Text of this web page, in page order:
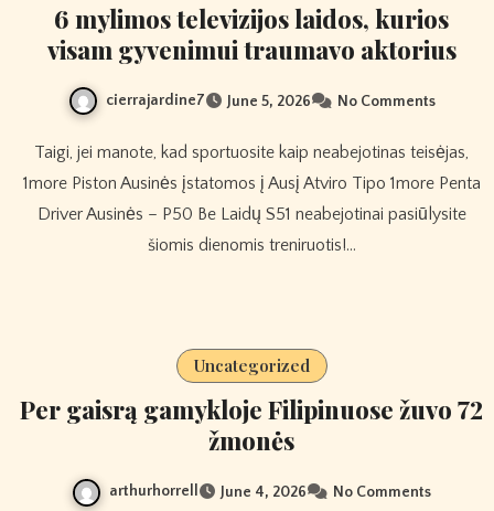
6 mylimos televizijos laidos, kurios
visam gyvenimui traumavo aktorius
cierrajardine7 June 5, 2026 No Comments
Taigi, jei manote, kad sportuosite kaip neabejotinas teisėjas,
1more Piston Ausinės įstatomos į Ausį Atviro Tipo 1more Penta
Driver Ausinės – P50 Be Laidų S51 neabejotinai pasiūlysite
šiomis dienomis treniruotis!…
Uncategorized
Per gaisrą gamykloje Filipinuose žuvo 72
žmonės
arthurhorrell June 4, 2026 No Comments